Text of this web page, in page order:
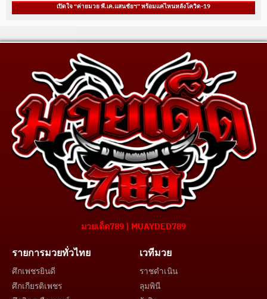
เปิดใจ “ค่ายมวย พี.เค.แสนชัยฯ” พร้อมแค่ไหนหลังโควิด-19
มวยเด็ด789 | MUAYDED789
รายการมวยทั่วไทย
ศึกเพชรยินดี
ศึกเกียรติเพชร
เวทีมวย
ราชดำเนิน
ลุมพินี